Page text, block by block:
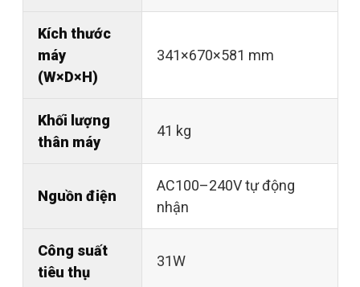
Kích thước
máy
(W×D×H)
341×670×581 mm
Khối lượng
thân máy
41 kg
Nguồn điện
AC100–240V tự động
nhận
Công suất
tiêu thụ
31W